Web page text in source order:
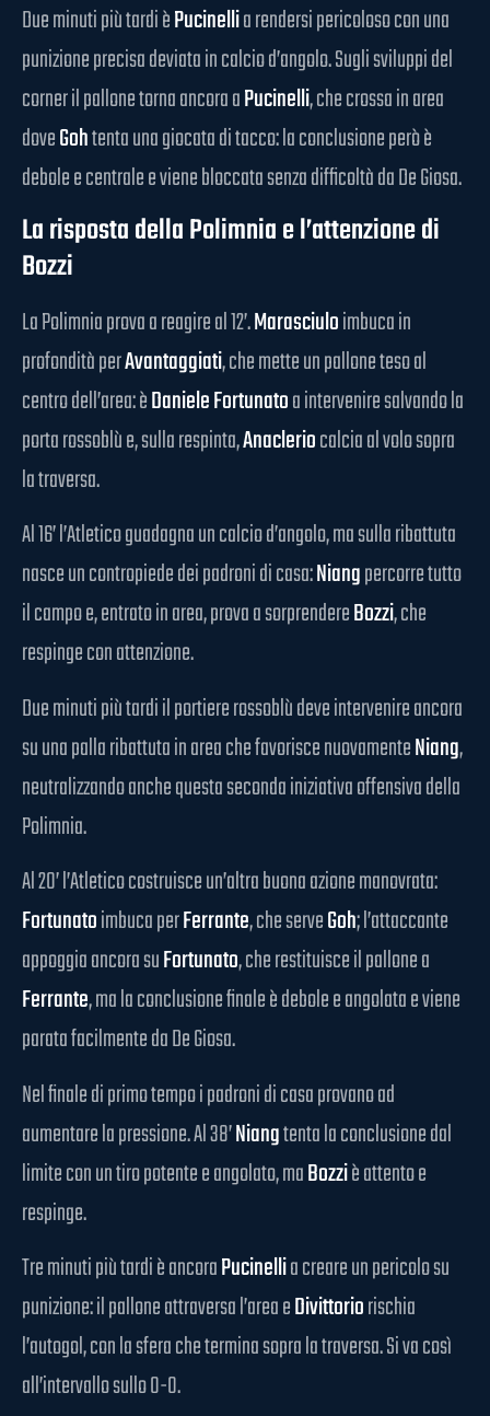
Due minuti più tardi èPucinellia rendersi pericoloso con una
punizione precisa deviata in calcio d’angolo. Sugli sviluppi del
corner il pallone torna ancora aPucinelli, che crossa in area
doveGohtenta una giocata di tacco: la conclusione però è
debole e centrale e viene bloccata senza difficoltà da De Giosa.
La risposta della Polimnia e l’attenzione di
Bozzi
La Polimnia prova a reagire al 12’.Marasciuloimbuca in
profondità perAvantaggiati, che mette un pallone teso al
centro dell’area: èDaniele Fortunatoa intervenire salvando la
porta rossoblù e, sulla respinta,Anacleriocalcia al volo sopra
la traversa.
Al 16’ l’Atletico guadagna un calcio d’angolo, ma sulla ribattuta
nasce un contropiede dei padroni di casa:Niangpercorre tutto
il campo e, entrato in area, prova a sorprendereBozzi, che
respinge con attenzione.
Due minuti più tardi il portiere rossoblù deve intervenire ancora
su una palla ribattuta in area che favorisce nuovamenteNiang,
neutralizzando anche questa seconda iniziativa offensiva della
Polimnia.
Al 20’ l’Atletico costruisce un’altra buona azione manovrata:
Fortunatoimbuca perFerrante, che serveGoh; l’attaccante
appoggia ancora suFortunato, che restituisce il pallone a
Ferrante, ma la conclusione finale è debole e angolata e viene
parata facilmente da De Giosa.
Nel finale di primo tempo i padroni di casa provano ad
aumentare la pressione. Al 38’Niangtenta la conclusione dal
limite con un tiro potente e angolato, maBozziè attento e
respinge.
Tre minuti più tardi è ancoraPucinellia creare un pericolo su
punizione: il pallone attraversa l’area eDivittoriorischia
l’autogol, con la sfera che termina sopra la traversa. Si va così
all’intervallo sullo 0-0.